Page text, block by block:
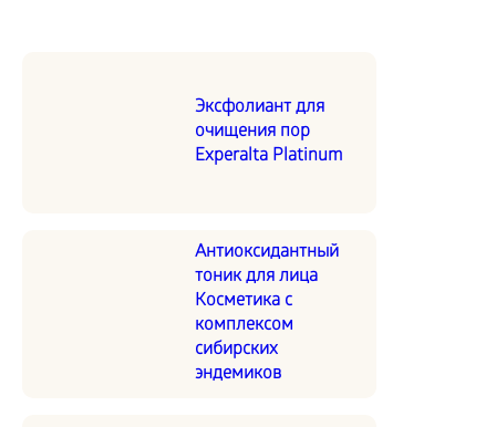
Эксфолиант для
очищения пор
Experalta Platinum
Антиоксидантный
тоник для лица
Косметика с
комплексом
сибирских
эндемиков